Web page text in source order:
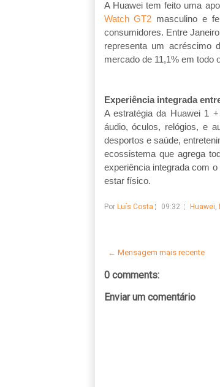
A Huawei tem feito uma
Watch GT2 masculino e
consumidores. Entre
representa um acréscimo
mercado de 11,1% em todo
Experiência integrada
A estratégia da Huawei 1
áudio, óculos, relógios, e
desportos e saúde,
ecossistema que agrega
experiência integrada com
estar físico.
Por Luís Costa 09:32 Huawei,
← Mensagem mais recente
0 comments:
Enviar um comentário